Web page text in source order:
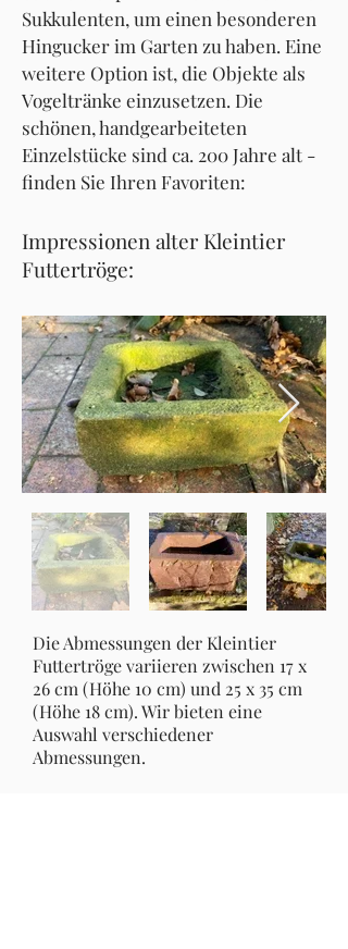
Sukkulenten, um einen besonderen
Hingucker im Garten zu haben. Eine
weitere Option ist, die Objekte als
Vogeltränke einzusetzen. Die
schönen, handgearbeiteten
Einzelstücke sind ca. 200 Jahre alt -
finden Sie Ihren Favoriten:
Impressionen alter Kleintier
Futtertröge:
Die Abmessungen der Kleintier
Futtertröge variieren zwischen 17 x
26 cm (Höhe 10 cm) und 25 x 35 cm
(Höhe 18 cm). Wir bieten eine
Auswahl verschiedener
Abmessungen.